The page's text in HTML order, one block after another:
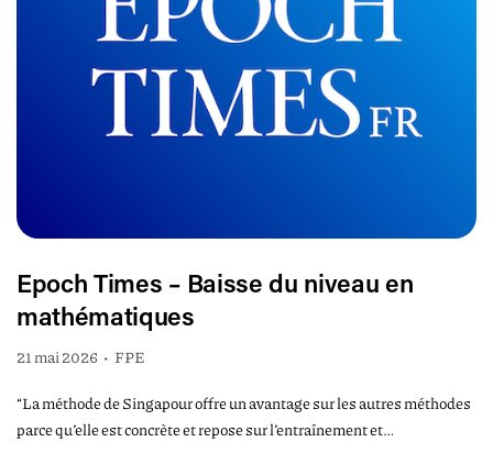
Epoch Times – Baisse du niveau en
mathématiques
21 mai 2026 • FPE
“La méthode de Singapour offre un avantage sur les autres méthodes
parce qu’elle est concrète et repose sur l’entraînement et…